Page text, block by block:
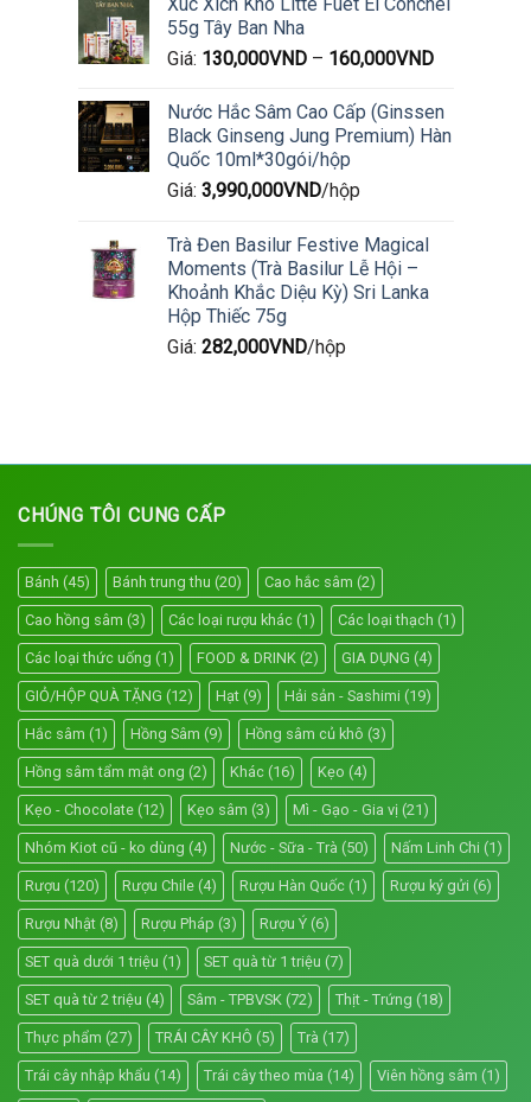
55g Tây Ban Nha
Giá: 130,000VND– 160,000VND
Nước Hắc Sâm Cao Cấp (Ginssen
Black Ginseng Jung Premium) Hàn
Quốc 10ml*30gói/hộp
Giá: 3,990,000VND/hộp
Trà Đen Basilur Festive Magical
Moments (Trà Basilur Lễ Hội –
Khoảnh Khắc Diệu Kỳ) Sri Lanka
Hộp Thiếc 75g
Giá: 282,000VND/hộp
CHÚNG TÔI CUNG CẤP
Bánh (45) Bánh trung thu (20) Cao hắc sâm (2)
Cao hồng sâm (3) Các loại rượu khác (1) Các loại thạch (1)
Các loại thức uống (1) FOOD & DRINK (2) GIA DỤNG (4)
GIỎ/HỘP QUÀ TẶNG (12) Hạt (9) Hải sản - Sashimi (19)
Hắc sâm (1) Hồng Sâm (9) Hồng sâm củ khô (3)
Hồng sâm tẩm mật ong (2) Khác (16) Kẹo (4)
Kẹo - Chocolate (12) Kẹo sâm (3) Mì - Gạo - Gia vị (21)
Nhóm Kiot cũ - ko dùng (4) Nước - Sữa - Trà (50) Nấm Linh Chi (1)
Rượu (120) Rượu Chile (4) Rượu Hàn Quốc (1) Rượu ký gửi (6)
Rượu Nhật (8) Rượu Pháp (3) Rượu Ý (6)
SET quà dưới 1 triệu (1) SET quà từ 1 triệu (7)
SET quà từ 2 triệu (4) Sâm - TPBVSK (72) Thịt - Trứng (18)
Thực phẩm (27) TRÁI CÂY KHÔ (5) Trà (17)
Trái cây nhập khẩu (14) Trái cây theo mùa (14) Viên hồng sâm (1)